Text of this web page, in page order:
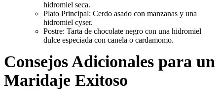
hidromiel seca.
Plato Principal: Cerdo asado con manzanas y una
hidromiel cyser.
Postre: Tarta de chocolate negro con una hidromiel
dulce especiada con canela o cardamomo.
Consejos Adicionales para un
Maridaje Exitoso